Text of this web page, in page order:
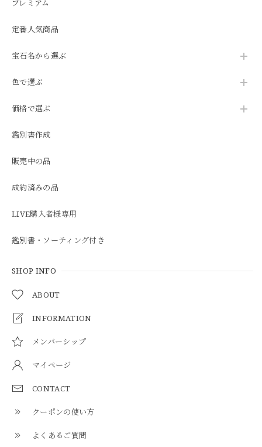
プレミアム
定番人気商品
宝石名から選ぶ
色で選ぶ
価格で選ぶ
鑑別書作成
販売中の品
成約済みの品
LIVE購入者様専用
鑑別書・ソーティング付き
SHOP INFO
ABOUT
INFORMATION
メンバーシップ
マイページ
CONTACT
クーポンの使い方
よくあるご質問